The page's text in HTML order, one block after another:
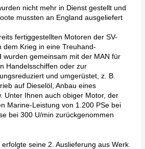
nicht mehr in Dienst gestellt und
mussten an England ausgeliefert
fertiggestellten Motoren der SV-
dem Krieg in eine Treuhand-
wurden gemeinsam mit der MAN für
Handelsschiffen oder zur
und umgerüstet, z. B.
auf Dieselöl, Anbau eines
Unter Ihnen auch obiger Motor, der
Marine-Leistung von 1.200 PSe bei
bei 300 U/min zurückgenommen
seine 2. Auslieferung aus Werk